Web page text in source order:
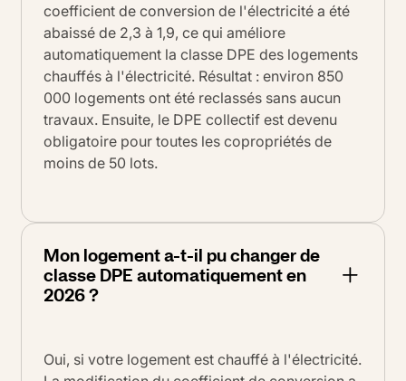
coefficient de conversion de l'électricité a été
abaissé de 2,3 à 1,9, ce qui améliore
automatiquement la classe DPE des logements
chauffés à l'électricité. Résultat : environ 850
000 logements ont été reclassés sans aucun
travaux. Ensuite, le DPE collectif est devenu
obligatoire pour toutes les copropriétés de
moins de 50 lots.
Mon logement a-t-il pu changer de
classe DPE automatiquement en
2026 ?
Oui, si votre logement est chauffé à l'électricité.